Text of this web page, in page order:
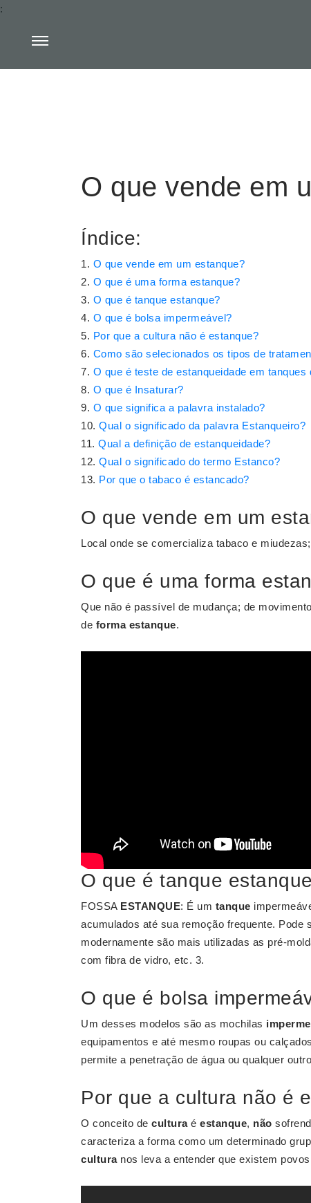
:
O que vende em
Índice:
O que vende em um estanque?
O que é uma forma estanque?
O que é tanque estanque?
O que é bolsa impermeável?
Por que a cultura não é estanque?
Como são selecionados os tipos de
O que é teste de estanqueidade em
O que é Insaturar?
O que significa a palavra instalado?
Qual o significado da palavra Estanqueiro?
Qual a definição de estanqueidade?
Qual o significado do termo Estanco?
Por que o tabaco é estancado?
O que vende em um
Local onde se comercializa tabaco e
O que é uma forma
Que não é passível de mudança; de
de forma estanque.
O que é tanque
FOSSA ESTANQUE: É um tanque
acumulados até sua remoção frequente.
modernamente são mais utilizadas as pré-
com fibra de vidro, etc. 3.
O que é bolsa
Um desses modelos são as mochilas
equipamentos e até mesmo roupas ou
permite a penetração de água ou qualquer
Por que a cultura não é
O conceito de culturaé estanque, não
caracteriza a forma como um determinado
culturanos leva a entender que existem